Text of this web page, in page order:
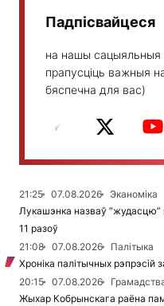
Падпісвайцеся
на нашы сацыяльныя
прапусціць важныя
бяспечна для вас)
21:25 07.08.2026
Эканоміка
Лукашэнка назваў “жудасцю”
11 разоў
21:08
07.08.2026
Палітыка
Хроніка палітычных рэпрэсій
20:15
07.08.2026
Жыхар Кобрынскага раёна